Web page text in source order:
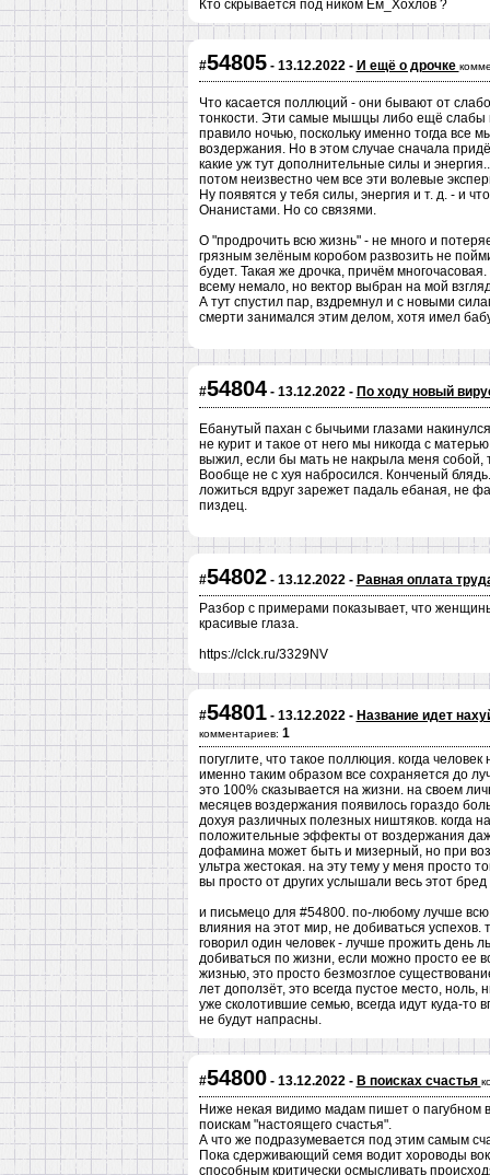
Кто скрывается под ником Ем_Хохлов ?
#54805- 13.12.2022 - И ещё о дрочке
Что касается поллюций - они бывают от
тонкости. Эти самые мышцы либо ещё слабы
правило ночью, поскольку именно тогда все
воздержания. Но в этом случае сначала
какие уж тут дополнительные силы и
потом неизвестно чем все эти волевые
Ну появятся у тебя силы, энергия и т. д. - и
Онанистами. Но со связями.
О "продрочить всю жизнь" - не много и
грязным зелёным коробом развозить не
будет. Такая же дрочка, причём
всему немало, но вектор выбран на мой
А тут спустил пар, вздремнул и с новыми
смерти занимался этим делом, хотя имел
#54804- 13.12.2022 - По ходу новый
Ебанутый пахан с бычьими глазами
не курит и такое от него мы никогда с
выжил, если бы мать не накрыла меня собой,
Вообще не с хуя набросился. Конченый
ложиться вдруг зарежет падаль ебаная, не
пиздец.
#54802- 13.12.2022 - Равная оплата
Разбор с примерами показывает, что
красивые глаза.
https://clck.ru/3329NV
#54801- 13.12.2022 - Название идет
комментариев: 1
погуглите, что такое поллюция. когда
именно таким образом все сохраняется до
это 100% сказывается на жизни. на своем
месяцев воздержания появилось гораздо
дохуя различных полезных ништяков. когда
положительные эффекты от воздержания
дофамина может быть и мизерный, но при
ультра жестокая. на эту тему у меня просто
вы просто от других услышали весь этот
и письмецо для #54800. по-любому лучше всю
влияния на этот мир, не добиваться успехов.
говорил один человек - лучше прожить день
добиваться по жизни, если можно просто ее
жизнью, это просто безмозглое
лет доползёт, это всегда пустое место,
уже сколотившие семью, всегда идут куда-то
не будут напрасны.
#54800- 13.12.2022 - В поисках счастья
Ниже некая видимо мадам пишет о пагубном
поискам "настоящего счастья".
А что же подразумевается под этим самым
Пока сдерживающий семя водит хороводы
способным критически осмысливать